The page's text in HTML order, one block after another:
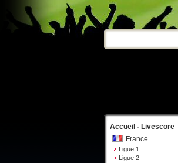
Accueil - Livescore
France
Ligue 1
Ligue 2